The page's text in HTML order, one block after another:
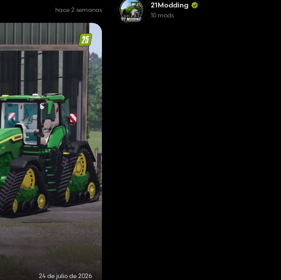
hace 2 semanas
24 de julio de 2026
21Modding
10 mods